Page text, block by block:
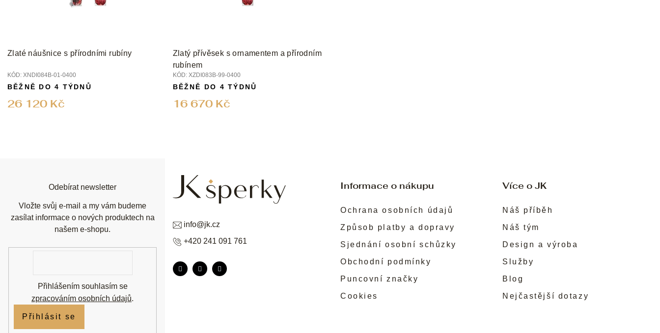
Zlaté náušnice s přírodními rubíny
KÓD: XNDI084B-01-0400
26 120 Kč
BĚŽNĚ DO 4 TÝDNŮ
Zlatý přívěsek s ornamentem a přírodním
rubínem
KÓD: XZDI083B-99-0400
16 670 Kč
BĚŽNĚ DO 4 TÝDNŮ
Informace o nákupu
Ochrana osobních údajů
Způsob platby a dopravy
Sjednání osobní schůzky
Obchodní podmínky
Puncovní značky
Cookies
Více o JK
Náš příběh
Náš tým
Design a výroba
Služby
Blog
Nejčastější dotazy
info@jk.cz
+420 241 091 761
Odebírat newsletter
Vložte svůj e-mail a my vám budeme
zasílat informace o nových produktech na
našem e-shopu.
Přihlášením souhlasím se
zpracováním osobních údajů.
Přihlásit se